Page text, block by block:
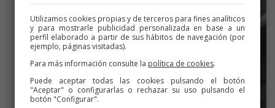
Utilizamos cookies propias y de terceros para fines analíticos
y para mostrarle publicidad personalizada en base a un
perfil elaborado a partir de sus hábitos de navegación (por
ejemplo, páginas visitadas).
Para más información consulte la política de cookies.
Puede aceptar todas las cookies pulsando el botón
"Aceptar" o configurarlas o rechazar su uso pulsando el
botón "Configurar".